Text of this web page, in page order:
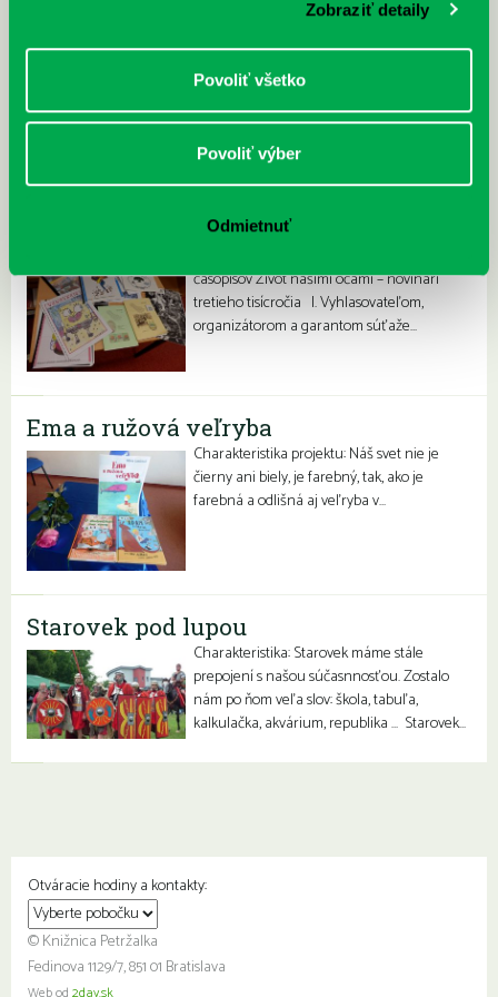
Zobraziť detaily
Povoliť všetko
Povoliť výber
Odmietnuť
tisícročia, 23. ročník
časopisov Život našimi očami – novinári
tretieho tisícročia I. Vyhlasovateľom,
organizátorom a garantom súťaže…
Ema a ružová veľryba
Charakteristika projektu: Náš svet nie je
čierny ani biely, je farebný, tak, ako je
farebná a odlišná aj veľryba v…
Starovek pod lupou
Charakteristika: Starovek máme stále
prepojení s našou súčasnnosťou. Zostalo
nám po ňom veľa slov: škola, tabuľa,
kalkulačka, akvárium, republika … Starovek…
Otváracie hodiny a kontakty:
© Knižnica Petržalka
Fedinova 1129/7, 851 01 Bratislava